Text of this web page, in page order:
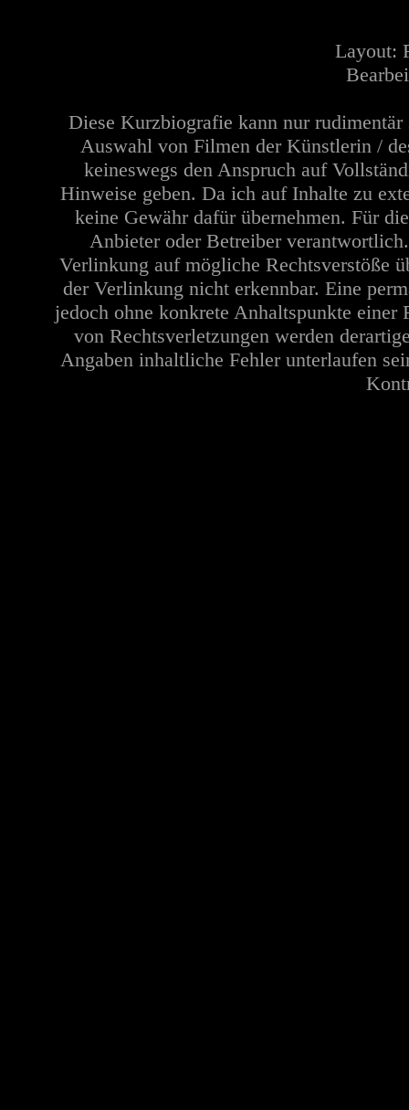
Layout:
Diese Kurzbiografie kann nur
Auswahl von Filmen der Künstlerin /
keineswegs den Anspruch auf
Hinweise geben. Da ich auf Inhalte zu
keine Gewähr dafür übernehmen. Für
Anbieter oder Betreiber
Verlinkung auf mögliche Rechtsverstöße
der Verlinkung nicht erkennbar. Eine
jedoch ohne konkrete Anhaltspunkte
von Rechtsverletzungen werden
Angaben inhaltliche Fehler unterlaufen